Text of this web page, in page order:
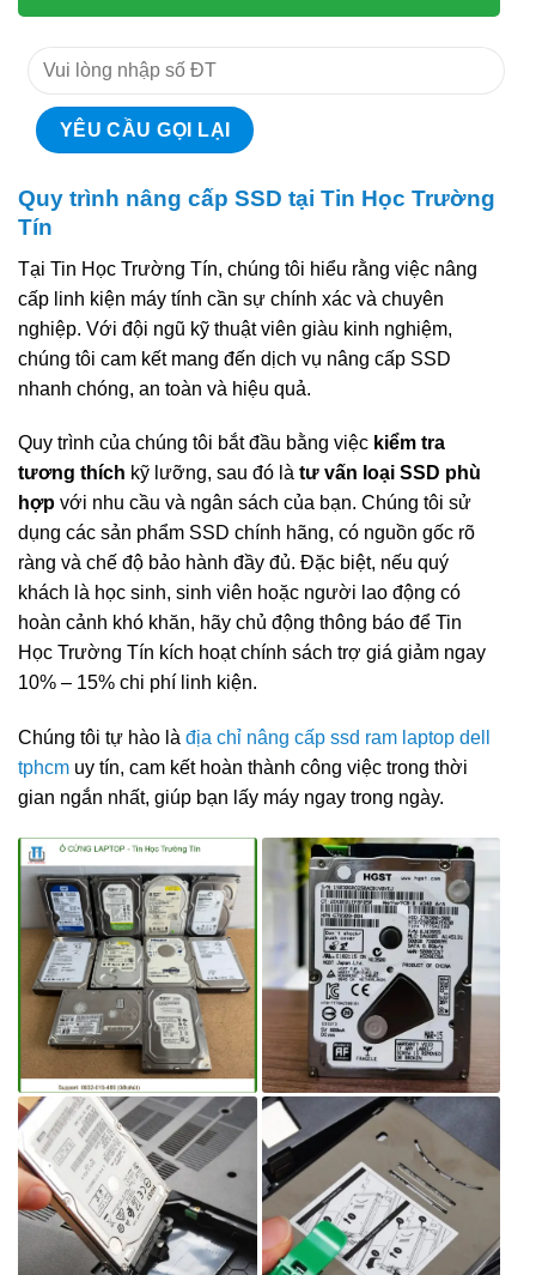
Quy trình nâng cấp SSD tại Tin Học Trường
Tín
Tại Tin Học Trường Tín, chúng tôi hiểu rằng việc nâng
cấp linh kiện máy tính cần sự chính xác và chuyên
nghiệp. Với đội ngũ kỹ thuật viên giàu kinh nghiệm,
chúng tôi cam kết mang đến dịch vụ nâng cấp SSD
nhanh chóng, an toàn và hiệu quả.
Quy trình của chúng tôi bắt đầu bằng việc kiểm tra
tương thích kỹ lưỡng, sau đó là tư vấn loại SSD phù
hợp với nhu cầu và ngân sách của bạn. Chúng tôi sử
dụng các sản phẩm SSD chính hãng, có nguồn gốc rõ
ràng và chế độ bảo hành đầy đủ. Đặc biệt, nếu quý
khách là học sinh, sinh viên hoặc người lao động có
hoàn cảnh khó khăn, hãy chủ động thông báo để Tin
Học Trường Tín kích hoạt chính sách trợ giá giảm ngay
10% – 15% chi phí linh kiện.
Chúng tôi tự hào là địa chỉ nâng cấp ssd ram laptop dell
tphcm uy tín, cam kết hoàn thành công việc trong thời
gian ngắn nhất, giúp bạn lấy máy ngay trong ngày.